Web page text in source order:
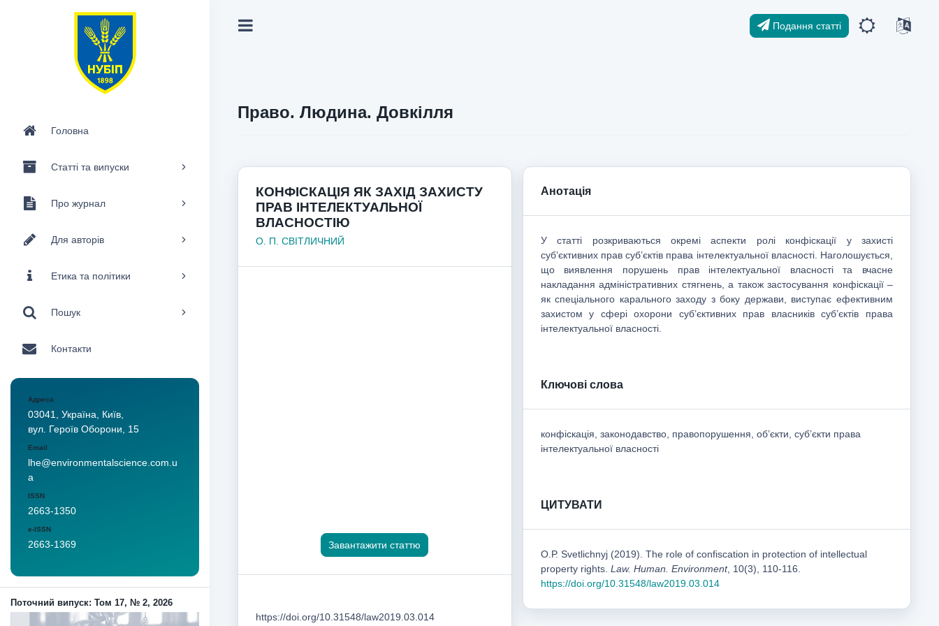
Головна
Статті та випуски
Про журнал
Для авторів
Етика та політики
Пошук
Контакти
Адреса
03041, Україна, Київ,
вул. Героїв Оборони, 15
Email
lhe@environmentalscience.com.u
a
ISSN
2663-1350
e-ISSN
2663-1369
Поточний випуск: Том 17, № 2, 2026
Подання статті
Право. Людина. Довкілля
КОНФІСКАЦІЯ ЯК ЗАХІД ЗАХИСТУ
ПРАВ ІНТЕЛЕКТУАЛЬНОЇ
ВЛАСНОСТІЮ
О. П. СВІТЛИЧНИЙ
Завантажити статтю
https://doi.org/10.31548/law2019.03.014
Анотація
У статті розкриваються окремі аспекти ролі конфіскації у захисті
суб’єктивних прав суб’єктів права інтелектуальної власності. Наголошується,
що виявлення порушень прав інтелектуальної власності та вчасне
накладання адміністративних стягнень, а також застосування конфіскації –
як спеціального карального заходу з боку держави, виступає ефективним
захистом у сфері охорони суб’єктивних прав власників суб’єктів права
інтелектуальної власності.
Ключові слова
конфіскація, законодавство, правопорушення, об’єкти, суб’єкти права
інтелектуальної власності
ЦИТУВАТИ
O.Р. Svetlichnyj (2019). The role of confiscation in protection of intellectual
property rights. Law. Human. Environment, 10(3), 110-116.
https://doi.org/10.31548/law2019.03.014